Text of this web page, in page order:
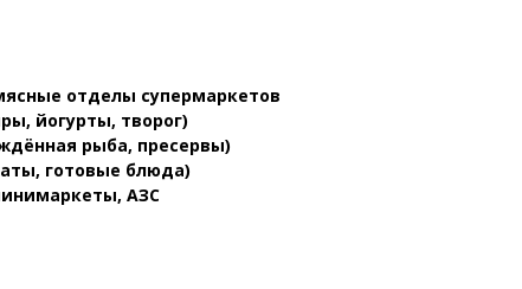
отделы супермаркетов
йогурты, творог)
рыба, пресервы)
готовые блюда)
АЗС